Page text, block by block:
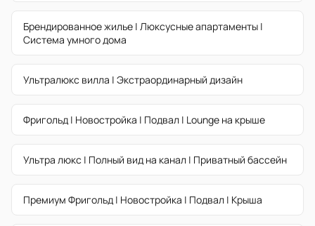
Брендированное жилье | Люксусные апартаменты |
Система умного дома
Ультралюкс виллa | Экстраординарный дизайн
Фригольд | Новостройка | Подвал | Lounge на крыше
Ультра люкс | Полный вид на канал | Приватный бассейн
Премиум Фригольд | Новостройка | Подвал | Крыша